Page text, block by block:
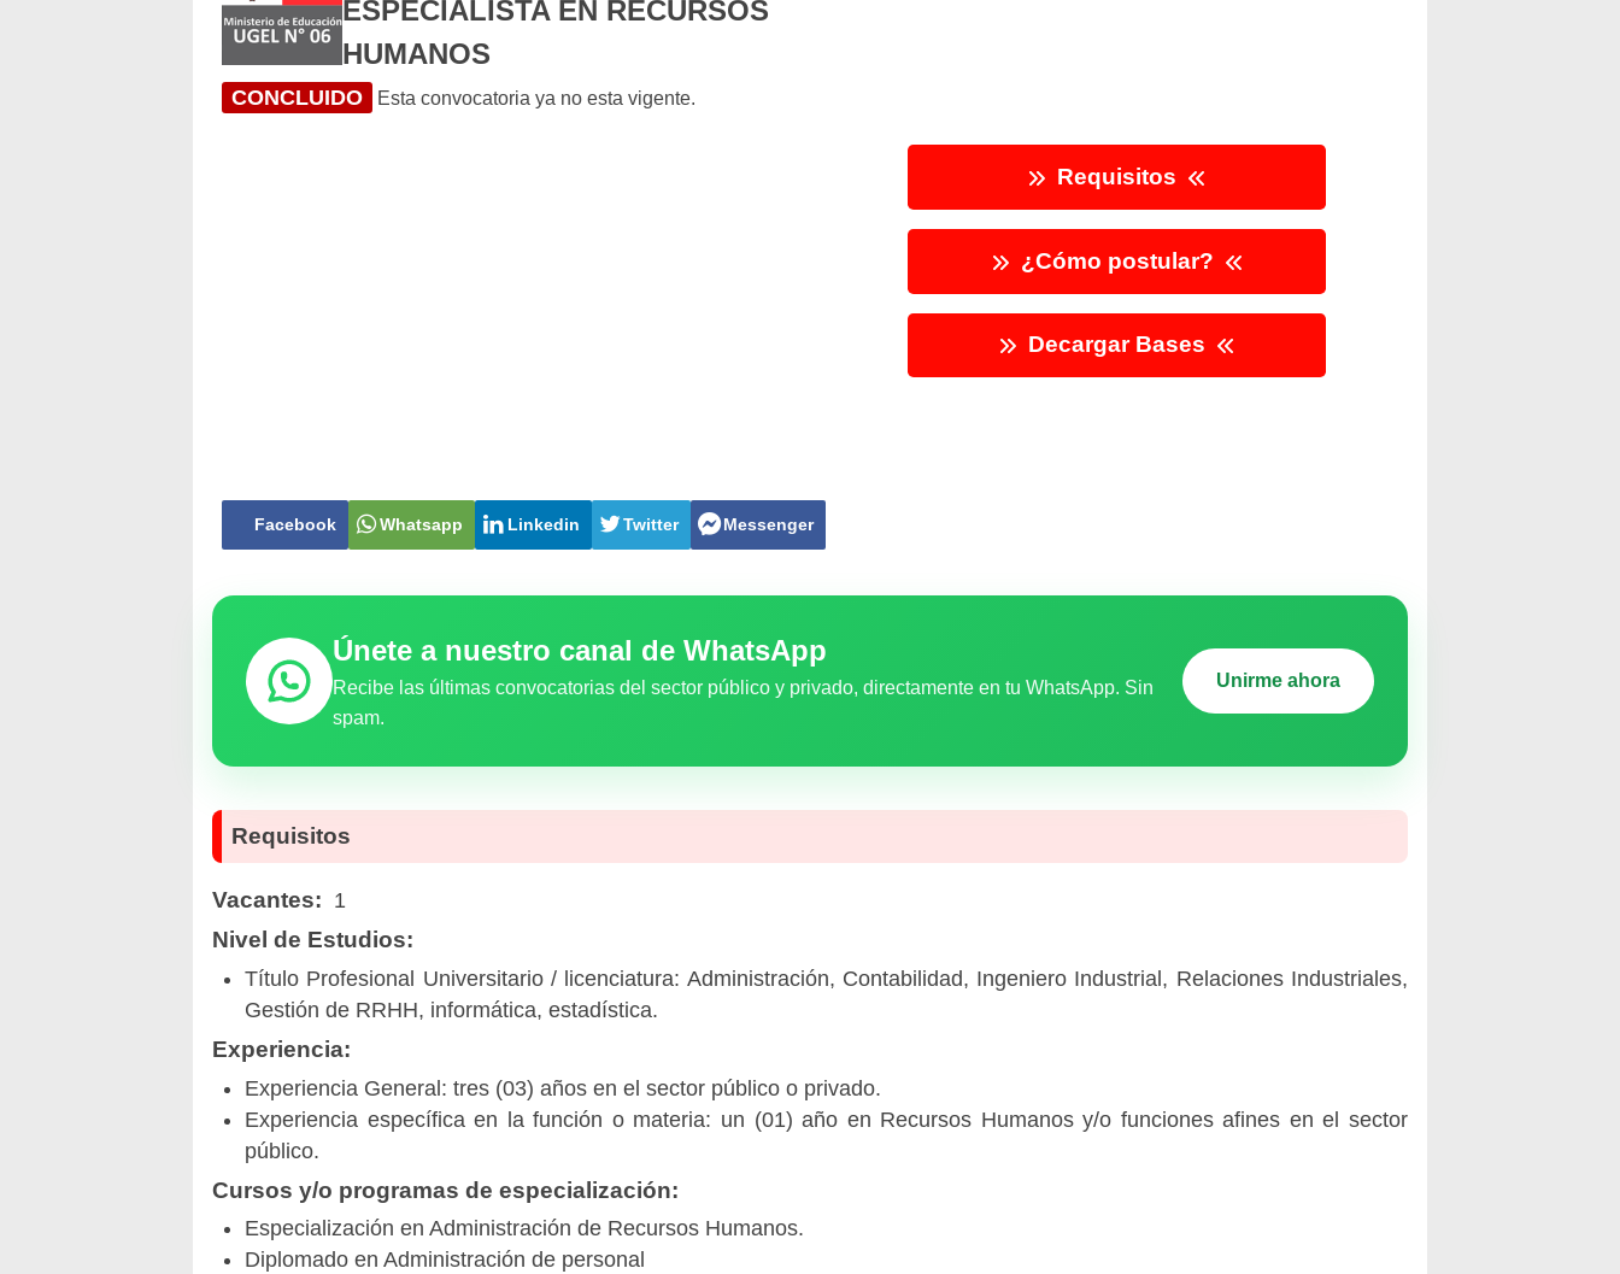
ESPECIALISTA EN RECURSOS
HUMANOS
CONCLUIDO Esta convocatoria ya no esta vigente.
Facebook Whatsapp Linkedin Twitter Messenger
Requisitos
¿Cómo postular?
Decargar Bases
Únete a nuestro canal de WhatsApp
Recibe las últimas convocatorias del sector público y privado, directamente en tu WhatsApp. Sin
spam.
Unirme ahora
Requisitos
Vacantes: 1
Nivel de Estudios:
Título Profesional Universitario / licenciatura: Administración, Contabilidad, Ingeniero Industrial, Relaciones Industriales,
Gestión de RRHH, informática, estadística.
Experiencia:
Experiencia General: tres (03) años en el sector público o privado.
Experiencia específica en la función o materia: un (01) año en Recursos Humanos y/o funciones afines en el sector
público.
Cursos y/o programas de especialización:
Especialización en Administración de Recursos Humanos.
Diplomado en Administración de personal